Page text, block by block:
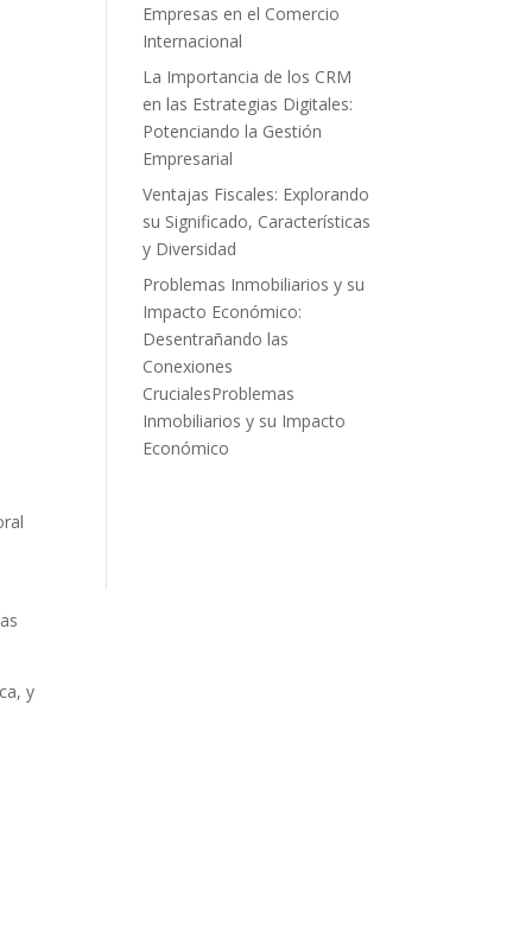
y
Empresas en el Comercio
Internacional
La Importancia de los CRM
en las Estrategias Digitales:
Potenciando la Gestión
Empresarial
Ventajas Fiscales: Explorando
su Significado, Características
y Diversidad
Problemas Inmobiliarios y su
Impacto Económico:
Desentrañando las
Conexiones
CrucialesProblemas
Inmobiliarios y su Impacto
Económico